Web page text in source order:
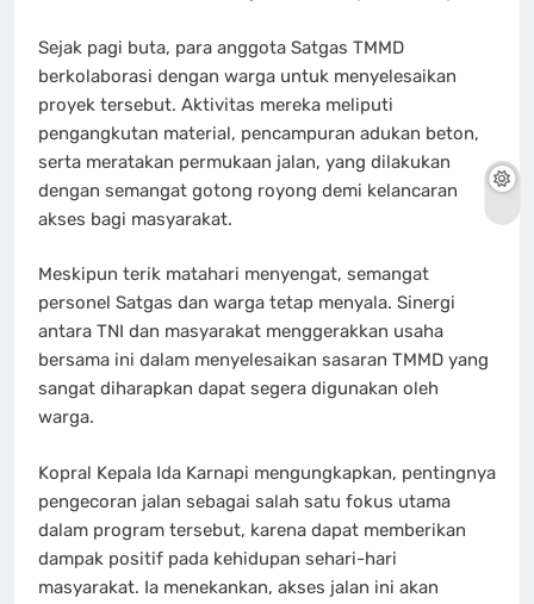
Sejak pagi buta, para anggota Satgas TMMD
berkolaborasi dengan warga untuk menyelesaikan
proyek tersebut. Aktivitas mereka meliputi
pengangkutan material, pencampuran adukan beton,
serta meratakan permukaan jalan, yang dilakukan
dengan semangat gotong royong demi kelancaran
akses bagi masyarakat.
Meskipun terik matahari menyengat, semangat
personel Satgas dan warga tetap menyala. Sinergi
antara TNI dan masyarakat menggerakkan usaha
bersama ini dalam menyelesaikan sasaran TMMD yang
sangat diharapkan dapat segera digunakan oleh
warga.
Kopral Kepala Ida Karnapi mengungkapkan, pentingnya
pengecoran jalan sebagai salah satu fokus utama
dalam program tersebut, karena dapat memberikan
dampak positif pada kehidupan sehari-hari
masyarakat. Ia menekankan, akses jalan ini akan